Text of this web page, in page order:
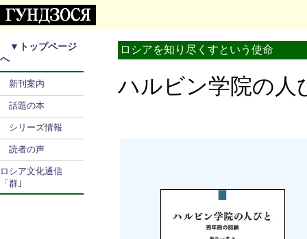
▼ トップページ
へ
新刊案内
話題の本
シリーズ情報
読者の声
ロシア文化通信
「群｣
ロシアを知り尽くすという使命
ハルビン学院の